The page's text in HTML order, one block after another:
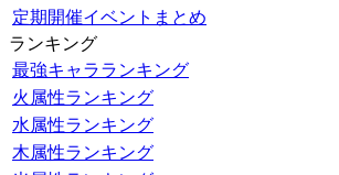
定期開催イベントまとめ
ランキング
最強キャラランキング
火属性ランキング
水属性ランキング
木属性ランキング